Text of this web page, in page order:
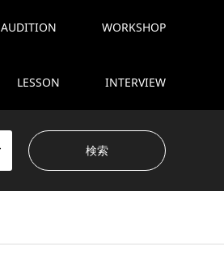
AUDITION WORKSHOP
LESSON INTERVIEW